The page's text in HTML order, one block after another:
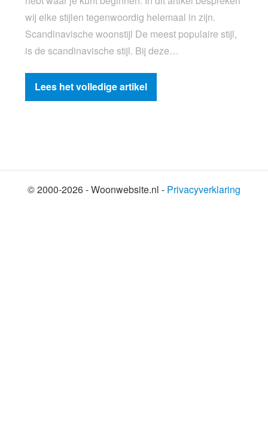
wij elke stijlen tegenwoordig helemaal in zijn.
Scandinavische woonstijl De meest populaire stijl,
is de scandinavische stijl. Bij deze…
Lees het volledige artikel
© 2000-2026 - Woonwebsite.nl - Privacyverklaring